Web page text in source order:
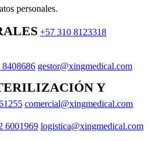
personales.
+57 310 8123318
gestor@xingmedical.com
Y
comercial@xingmedical.com
6001969 logistica@xingmedical.com